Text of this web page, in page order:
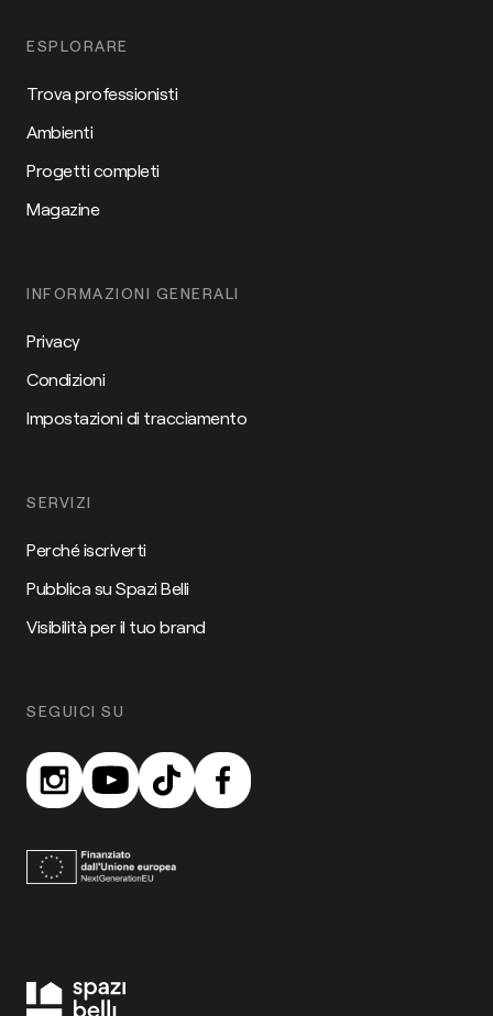
ESPLORARE
Trova professionisti
Ambienti
Progetti completi
Magazine
INFORMAZIONI GENERALI
Privacy
Condizioni
Impostazioni di tracciamento
SERVIZI
Perché iscriverti
Pubblica su Spazi Belli
Visibilità per il tuo brand
SEGUICI SU